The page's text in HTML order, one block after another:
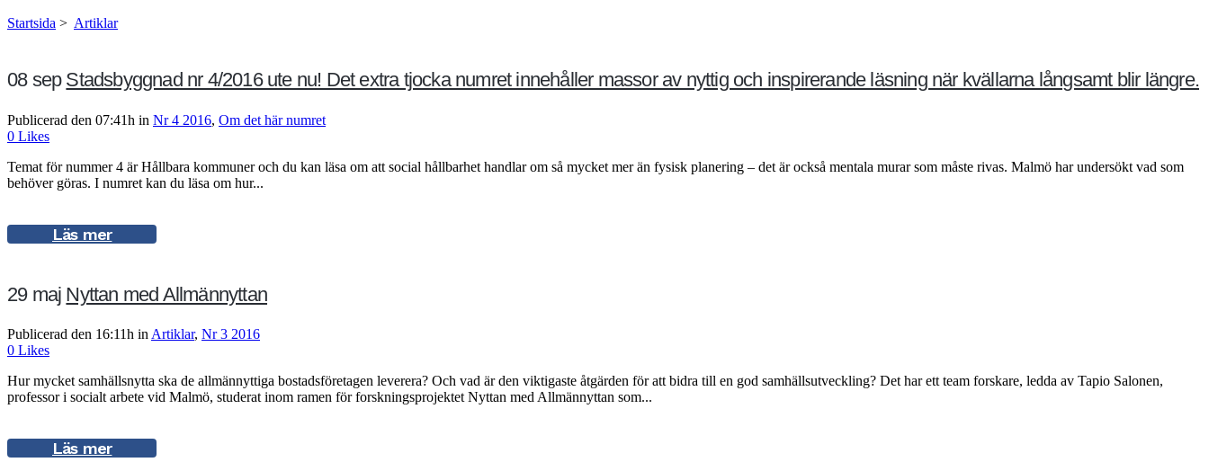
Startsida > Artiklar
08 sep Stadsbyggnad nr 4/2016 ute nu! Det extra tjocka numret innehåller massor av nyttig och inspirerande läsning när kvällarna långsamt blir längre.
Publicerad den 07:41h in Nr 4 2016, Om det här numret
0 Likes
Temat för nummer 4 är Hållbara kommuner och du kan läsa om att social hållbarhet handlar om så mycket mer än fysisk planering – det är också mentala murar som måste rivas. Malmö har undersökt vad som
behöver göras. I numret kan du läsa om hur...
Läs mer
29 maj Nyttan med Allmännyttan
Publicerad den 16:11h in Artiklar, Nr 3 2016
0 Likes
Hur mycket samhällsnytta ska de allmännyttiga bostadsföretagen leverera? Och vad är den viktigaste åtgärden för att bidra till en god samhällsutveckling? Det har ett team forskare, ledda av Tapio Salonen,
professor i socialt arbete vid Malmö, studerat inom ramen för forskningsprojektet Nyttan med Allmännyttan som...
Läs mer